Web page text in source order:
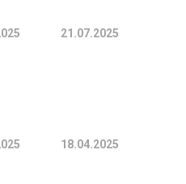
21.07.2025
18.04.2025